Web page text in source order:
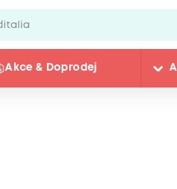
Akce & Doprodej